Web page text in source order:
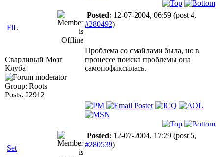
FiL
Posted: 12-07-2004, 06:59 (post 4,
#280492)
Сварливый Мозг
Клуба
Group: Roots
Posts: 22912
Проблема со смайлами была, но в
процессе поиска проблемы она
самопофиксилась.
Set
Posted: 12-07-2004, 17:29 (post 5,
#280539)